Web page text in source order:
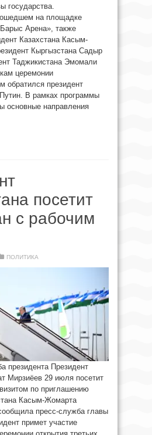
государства.
на площадке
Арена», также
Казахстана Касым-
Кыргызстана Садыр
Таджикистана Эмомали
церемонии
обратился президент
В рамках программы
основные направления
посетит
с рабочим
ПОЛИТИКА
президента Президент
Мирзиёев 29 июля посетит
по приглашению
Касым-Жомарта
пресс-служба главы
примет участие